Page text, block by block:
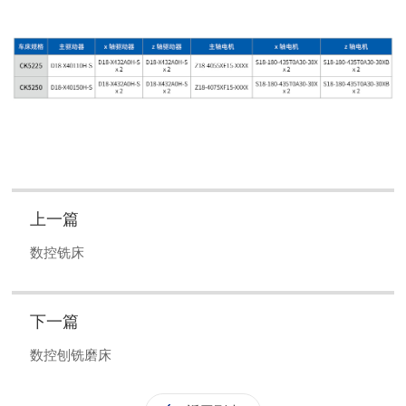
上一篇
数控铣床
下一篇
数控刨铣磨床